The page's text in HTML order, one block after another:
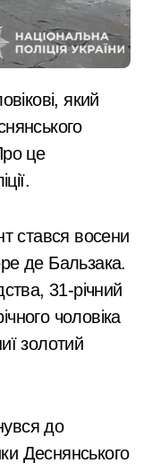
це
стався восени
де Бальзака.
31-річний
чоловіка
золотий
до
Деснянського